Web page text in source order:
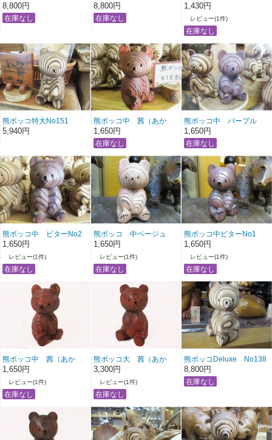
NO140
8,800円
NO139
8,800円 1,430円
レビュー(1件)
熊ボッコ特大No151
5,940円
熊ボッコ中 茜（あか
ね）No2
1,650円
熊ボッコ中 パープル
1,650円
熊ボッコ中 ビターNo2
1,650円
レビュー(1件)
熊ボッコ 中ベージュ
No1
1,650円
レビュー(1件)
熊ボッコ中ビターNo1
1,650円
レビュー(1件)
熊ボッコ中 茜（あか
ね）
1,650円
レビュー(1件)
熊ボッコ大 茜（あか
ね）No1
3,300円
レビュー(1件)
熊ボッコDeluxe No138
8,800円